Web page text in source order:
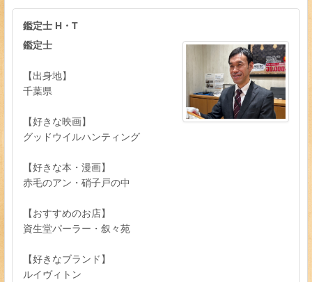
鑑定士 H・T
鑑定士
【出身地】
千葉県
【好きな映画】
グッドウイルハンティング
【好きな本・漫画】
赤毛のアン・硝子戸の中
【おすすめのお店】
資生堂パーラー・叙々苑
【好きなブランド】
ルイヴィトン